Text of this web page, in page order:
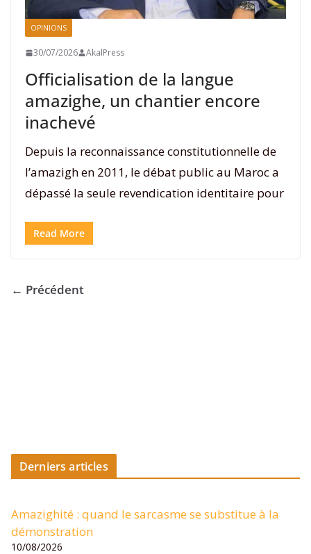
OPINIONS
30/07/2026 AkalPress
Officialisation de la langue
amazighe, un chantier encore
inachevé
Depuis la reconnaissance constitutionnelle de
l’amazigh en 2011, le débat public au Maroc a
dépassé la seule revendication identitaire pour
Read More
← Précédent
Derniers articles
Amazighité : quand le sarcasme se substitue à la
démonstration
10/08/2026